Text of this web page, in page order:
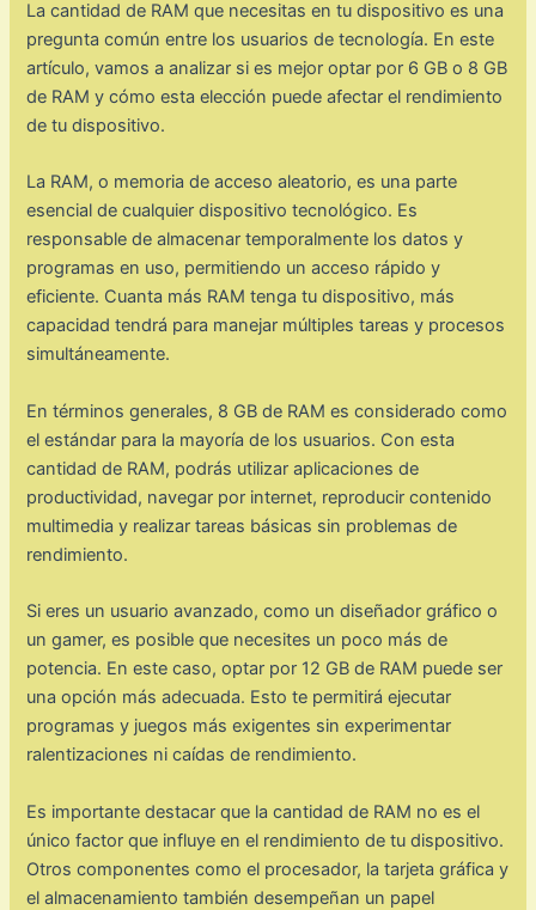
La cantidad de RAM que necesitas en tu dispositivo es una
pregunta común entre los usuarios de tecnología. En este
artículo, vamos a analizar si es mejor optar por 6 GB o 8 GB
de RAM y cómo esta elección puede afectar el rendimiento
de tu dispositivo.
La RAM, o memoria de acceso aleatorio, es una parte
esencial de cualquier dispositivo tecnológico. Es
responsable de almacenar temporalmente los datos y
programas en uso, permitiendo un acceso rápido y
eficiente. Cuanta más RAM tenga tu dispositivo, más
capacidad tendrá para manejar múltiples tareas y procesos
simultáneamente.
En términos generales, 8 GB de RAM es considerado como
el estándar para la mayoría de los usuarios. Con esta
cantidad de RAM, podrás utilizar aplicaciones de
productividad, navegar por internet, reproducir contenido
multimedia y realizar tareas básicas sin problemas de
rendimiento.
Si eres un usuario avanzado, como un diseñador gráfico o
un gamer, es posible que necesites un poco más de
potencia. En este caso, optar por 12 GB de RAM puede ser
una opción más adecuada. Esto te permitirá ejecutar
programas y juegos más exigentes sin experimentar
ralentizaciones ni caídas de rendimiento.
Es importante destacar que la cantidad de RAM no es el
único factor que influye en el rendimiento de tu dispositivo.
Otros componentes como el procesador, la tarjeta gráfica y
el almacenamiento también desempeñan un papel